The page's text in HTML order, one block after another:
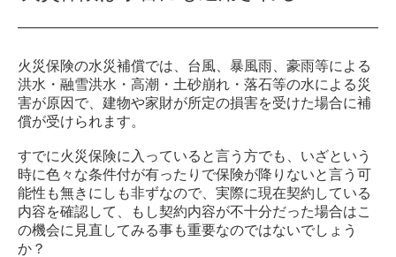
火災保険の水災補償では、台風、暴風雨、豪雨等による
洪水・融雪洪水・高潮・土砂崩れ・落石等の水による災
害が原因で、建物や家財が所定の損害を受けた場合に補
償が受けられます。
すでに火災保険に入っていると言う方でも、いざという
時に色々な条件付が有ったりで保険が降りないと言う可
能性も無きにしも非ずなので、実際に現在契約している
内容を確認して、もし契約内容が不十分だった場合はこ
の機会に見直してみる事も重要なのではないでしょう
か？